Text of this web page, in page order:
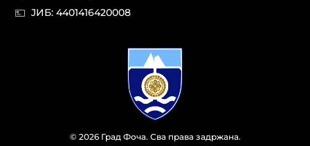
© 2026 Град Фоча. Сва права задржана.
JИБ: 44014164​20008